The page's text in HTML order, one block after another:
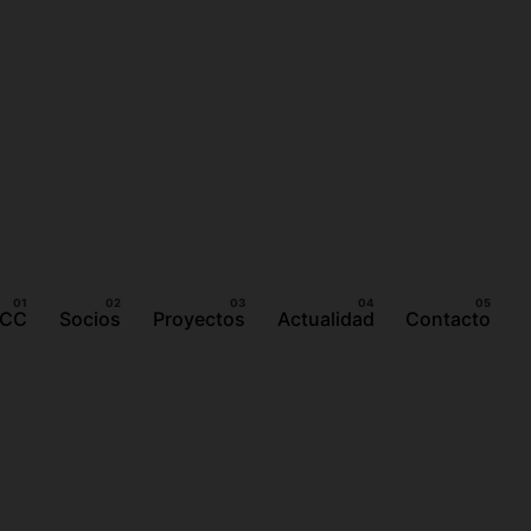
Socios Proyectos Actualidad Contacto